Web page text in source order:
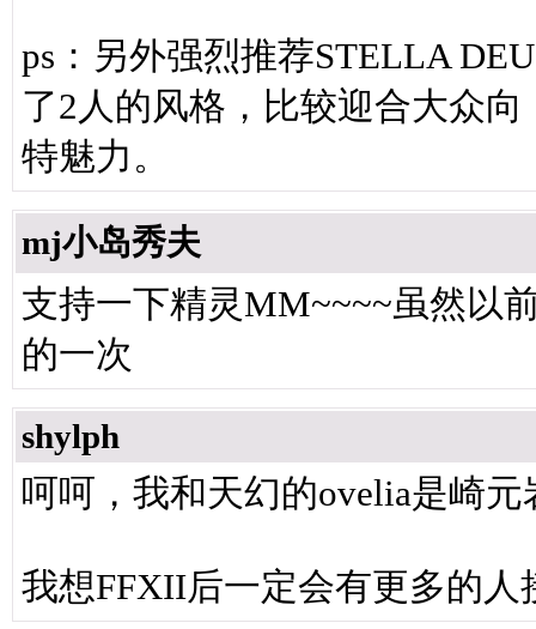
ps：另外强烈推荐STELLA
了2人的风格，比较迎合大众
特魅力。
mj小岛秀夫
支持一下精灵MM~~~~虽然以
的一次
shylph
呵呵，我和天幻的ovelia是崎
我想FFXII后一定会有更多的人